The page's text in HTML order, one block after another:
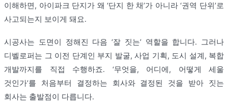
이해하면, 아이파크 단지가 왜 ‘단지 한 채’가 아니라 ‘권역 단위’로
사고되는지 보이게 돼요.
시공사는 도면이 정해진 다음 ‘잘 짓는’ 역할을 합니다. 그러나
디벨로퍼는 그 이전 단계인 부지 발굴, 사업 기획, 도시 설계, 복합
개발까지를 직접 수행하죠. ‘무엇을, 어디에, 어떻게 세울
것인가’를 처음부터 결정하는 회사와 결정된 것을 받아 짓는
회사는 출발점이 다릅니다.